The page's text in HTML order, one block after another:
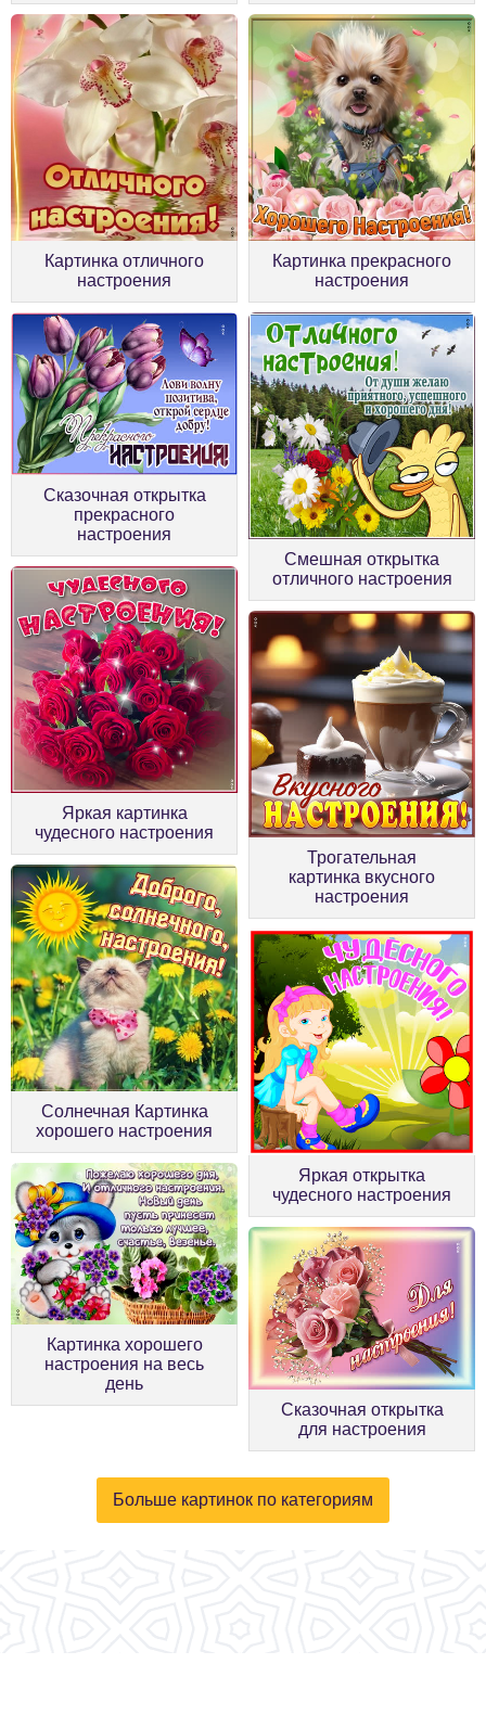
Картинка отличного
настроения
Картинка прекрасного
настроения
Сказочная открытка
прекрасного
настроения
Смешная открытка
отличного настроения
Яркая картинка
чудесного настроения
Трогательная
картинка вкусного
настроения
Солнечная Картинка
хорошего настроения
Яркая открытка
чудесного настроения
Картинка хорошего
настроения на весь
день
Сказочная открытка
для настроения
Больше картинок по категориям